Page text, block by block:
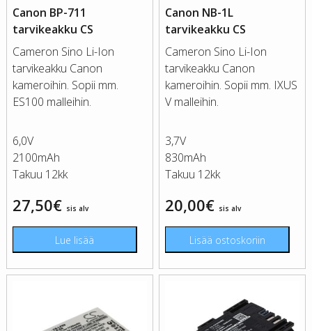
Canon BP-711
tarvikeakku CS
Cameron Sino Li-Ion
tarvikeakku Canon
kameroihin. Sopii mm.
ES100 malleihin.
6,0V
2100mAh
Takuu 12kk
27,50€ sis alv
Lue lisää
Canon NB-1L
tarvikeakku CS
Cameron Sino Li-Ion
tarvikeakku Canon
kameroihin. Sopii mm. IXUS
V malleihin.
3,7V
830mAh
Takuu 12kk
20,00€ sis alv
Lisää ostoskoriin